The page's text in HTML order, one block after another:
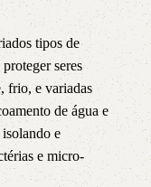
tipos de
seres
frio, e variadas
de água e
e
e micro-